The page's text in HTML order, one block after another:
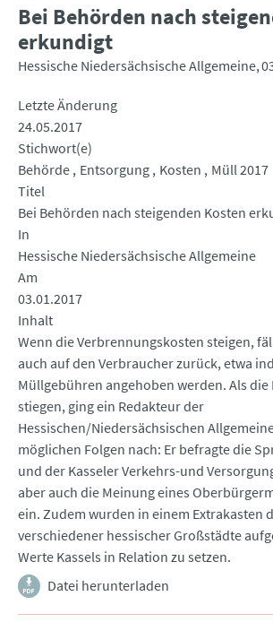
Bei Behörden nach
erkundigt
Hessische Niedersächsische Allgemeine
Letzte Änderung
24.05.2017
Stichwort(e)
Behörde Entsorgung Kosten
Müll 2017
Titel
Bei Behörden nach steigenden Kosten
In
Hessische Niedersächsische Allgemeine
Am
03.01.2017
Inhalt
Wenn die Verbrennungskosten steigen,
auch auf den Verbraucher zurück, etwa
Müllgebühren angehoben werden. Als die
stiegen, ging ein Redakteur der
Hessischen/Niedersächsischen
möglichen Folgen nach: Er befragte die
und der Kasseler Verkehrs-und
aber auch die Meinung eines
ein. Zudem wurden in einem Extrakasten
verschiedener hessischer Großstädte
Werte Kassels in Relation zu setzen.
Datei herunterladen